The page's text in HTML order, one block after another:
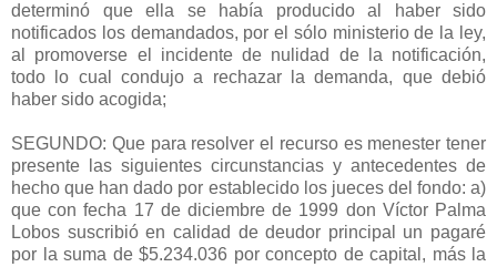
determinó que ella se había producido al haber sido
notificados los demandados, por el sólo ministerio de la ley,
al promoverse el incidente de nulidad de la notificación,
todo lo cual condujo a rechazar la demanda, que debió
haber sido acogida;
SEGUNDO: Que para resolver el recurso es menester tener
presente las siguientes circunstancias y antecedentes de
hecho que han dado por establecido los jueces del fondo: a)
que con fecha 17 de diciembre de 1999 don Víctor Palma
Lobos suscribió en calidad de deudor principal un pagaré
por la suma de $5.234.036 por concepto de capital, más la